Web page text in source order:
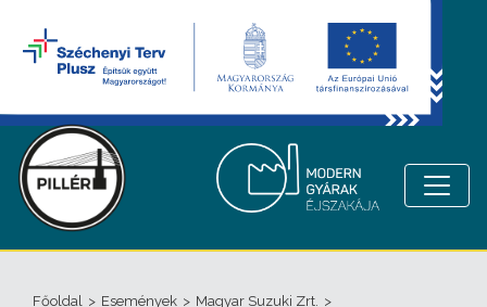
Főoldal > Események > Magyar Suzuki Zrt. >